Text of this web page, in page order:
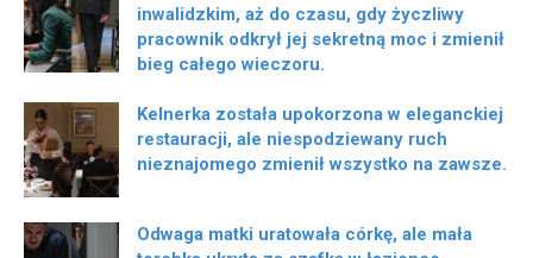
inwalidzkim, aż do czasu, gdy życzliwy
pracownik odkrył jej sekretną moc i zmienił
bieg całego wieczoru.
Kelnerka została upokorzona w eleganckiej
restauracji, ale niespodziewany ruch
nieznajomego zmienił wszystko na zawsze.
Odwaga matki uratowała córkę, ale mała